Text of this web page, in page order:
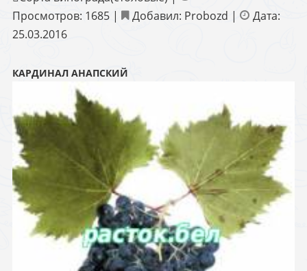
Просмотров: 1685 | Добавил: Probozd |
Дата:
25.03.2016
КАРДИНАЛ АНАПСКИЙ